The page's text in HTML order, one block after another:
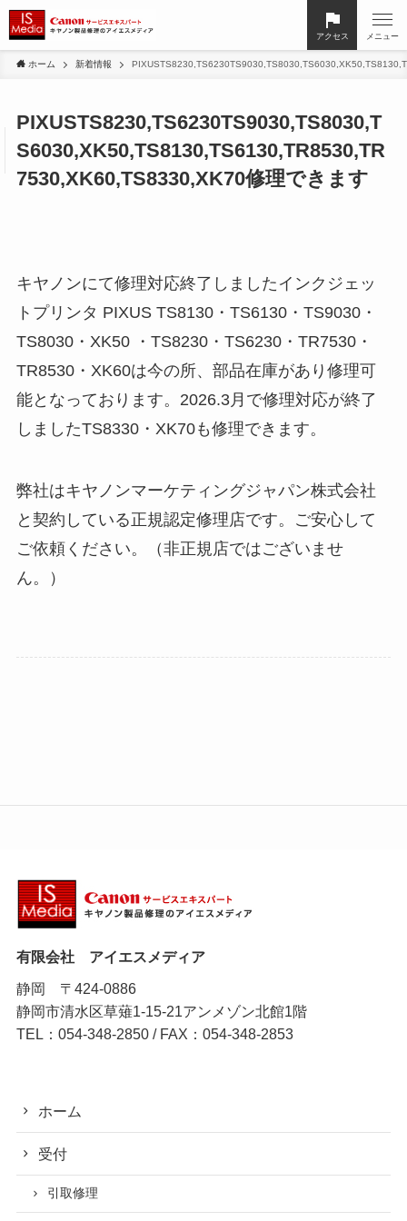
アクセス メニュー
ホーム 新着情報
PIXUSTS8230,TS6230TS9030,TS8030,T
S6030,XK50,TS8130,TS6130,TR8530,TR
7530,XK60,TS8330,XK70修理できます
キヤノンにて修理対応終了しましたインクジェッ
トプリンタ PIXUS TS8130・TS6130・TS9030・
TS8030・XK50 ・TS8230・TS6230・TR7530・
TR8530・XK60は今の所、部品在庫があり修理可
能となっております。2026.3月で修理対応が終了
しましたTS8330・XK70も修理できます。
弊社はキヤノンマーケティングジャパン株式会社
と契約している正規認定修理店です。ご安心して
ご依頼ください。（非正規店ではございませ
ん。）
有限会社 アイエスメディア
静岡 〒424-0886
静岡市清水区草薙1-15-21アンメゾン北館1階
TEL：054-348-2850 / FAX：054-348-2853
ホーム
受付
引取修理